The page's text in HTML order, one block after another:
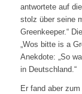
antwortete auf
stolz über seine
Greenkeeper.“
„Wos bitte is a
Anekdote: „So
in Deutschland.“
Er fand aber